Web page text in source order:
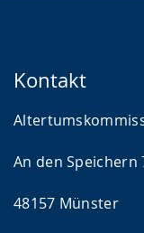
Kontakt
An den Speichern
48157 Münster